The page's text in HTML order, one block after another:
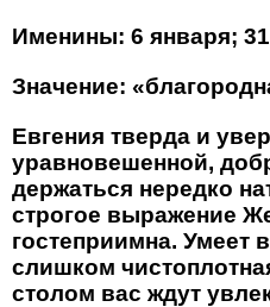
Именины: 6 января;
Значение:
Евгения тверда и
уравновешенной,
держаться нередко
строгое выражение
гостеприимна. Умеет
слишком
столом вас ждут